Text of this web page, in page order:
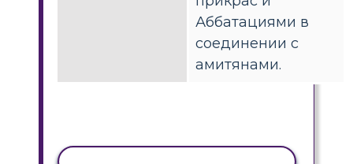
Аббатациями в
соединении с
амитянами.